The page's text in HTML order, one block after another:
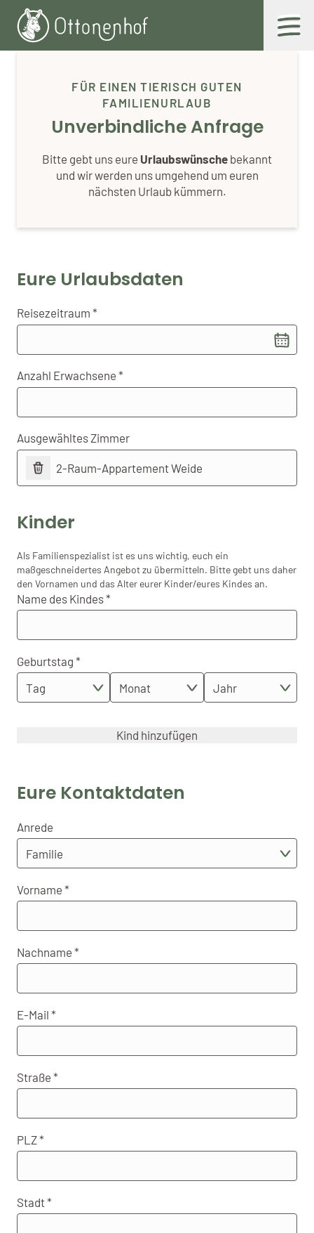
Inhalt
FÜR EINEN TIERISCH GUTEN
FAMILIENURLAUB
Unverbindliche Anfrage
Bitte gebt uns eure Urlaubswünsche bekannt
und wir werden uns umgehend um euren
nächsten Urlaub kümmern.
Eure Urlaubsdaten
Reisezeitraum
Anzahl Erwachsene
Ausgewähltes Zimmer
2-Raum-Appartement Weide
Kinder
Als Familienspezialist ist es uns wichtig, euch ein
maßgeschneidertes Angebot zu übermitteln. Bitte gebt uns daher
den Vornamen und das Alter eurer Kinder/eures Kindes an.
Name des Kindes
Geburtstag
Kind hinzufügen
Eure Kontaktdaten
Anrede
Vorname
Nachname
E-Mail
Straße
PLZ
Stadt